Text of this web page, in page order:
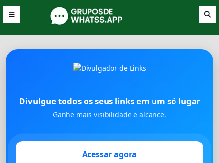
Divulgue todos os seus links em um só lugar
Ganhe mais visibilidade e alcance.
Acessar agora